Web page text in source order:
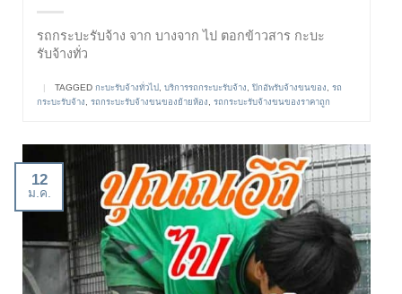
รถกระบะรับจ้าง จาก บางจาก ไป ตอกข้าวสาร กะบะ
รับจ้างทั่ว
| TAGGED กะบะรับจ้างทั่วไป, บริการรถกระบะรับจ้าง, ปิกอัพรับจ้างขนของ, รถ
กระบะรับจ้าง, รถกระบะรับจ้างขนของย้ายห้อง, รถกระบะรับจ้างขนของราคาถูก
12
ม.ค.